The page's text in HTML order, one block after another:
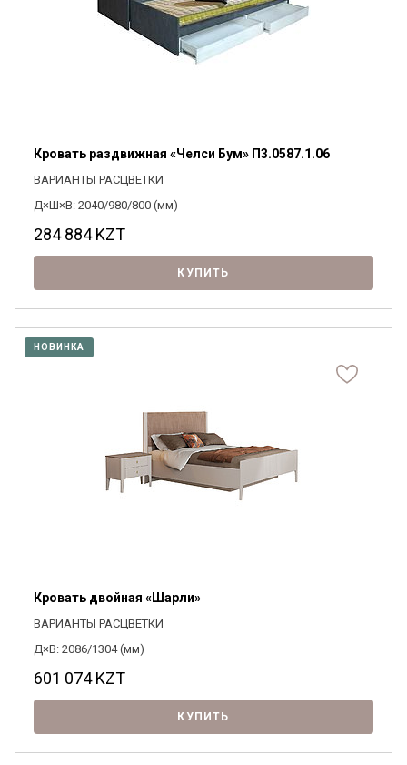
Кровать раздвижная «Челси Бум» П3.0587.1.06
ВАРИАНТЫ РАСЦВЕТКИ
Д×Ш×В: 2040/980/800 (мм)
284 884KZT
КУПИТЬ
НОВИНКА
Кровать двойная «Шарли»
ВАРИАНТЫ РАСЦВЕТКИ
Д×В: 2086/1304 (мм)
601 074KZT
КУПИТЬ